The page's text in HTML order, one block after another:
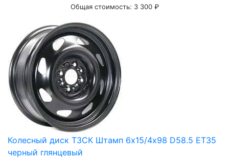
Общая стоимость: 3 300 ₽
Колесный диск ТЗСК Штамп 6х15/4х98 D58.5 ET35
черный глянцевый